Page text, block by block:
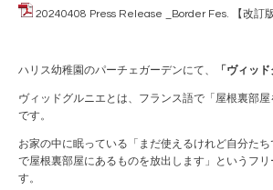
20240408 Press Release _Border Fes. 【改訂
ハリス幼稚園のパーチェガーデンにて、 「ヴィッ
ヴィッドグルニエとは、フランス語で「屋根裏部
です。
お家の中に眠っている「まだ使えるけれど自分た
で屋根裏部屋にあるものを放出します」というフリ
す。